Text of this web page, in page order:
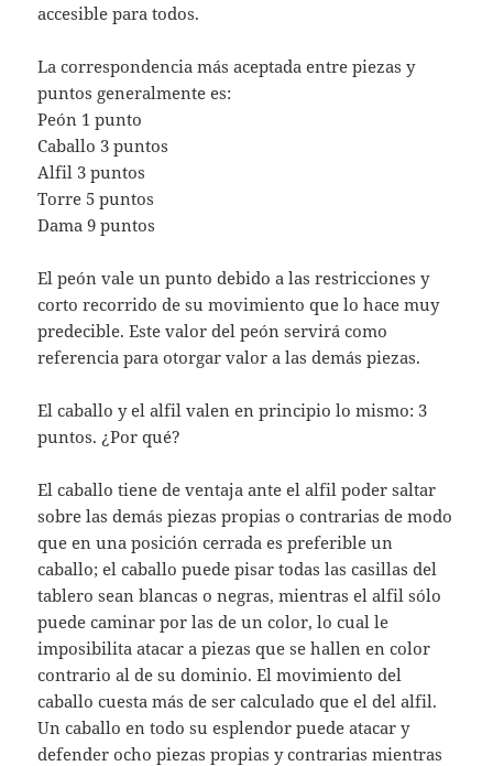
accesible para todos.
La correspondencia más aceptada entre piezas y
puntos generalmente es:
Peón 1 punto
Caballo 3 puntos
Alfil 3 puntos
Torre 5 puntos
Dama 9 puntos
El peón vale un punto debido a las restricciones y
corto recorrido de su movimiento que lo hace muy
predecible. Este valor del peón servirá como
referencia para otorgar valor a las demás piezas.
El caballo y el alfil valen en principio lo mismo: 3
puntos. ¿Por qué?
El caballo tiene de ventaja ante el alfil poder saltar
sobre las demás piezas propias o contrarias de modo
que en una posición cerrada es preferible un
caballo; el caballo puede pisar todas las casillas del
tablero sean blancas o negras, mientras el alfil sólo
puede caminar por las de un color, lo cual le
imposibilita atacar a piezas que se hallen en color
contrario al de su dominio. El movimiento del
caballo cuesta más de ser calculado que el del alfil.
Un caballo en todo su esplendor puede atacar y
defender ocho piezas propias y contrarias mientras